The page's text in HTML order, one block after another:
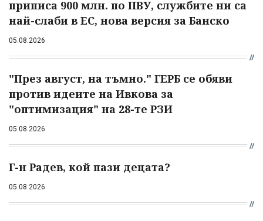
приписа 900 млн. по ПВУ, службите ни са
най-слаби в ЕС, нова версия за Банско
05.08.2026
"През август, на тъмно." ГЕРБ се обяви
против идеите на Ивкова за
"оптимизация" на 28-те РЗИ
05.08.2026
Г-н Радев, кой пази децата?
05.08.2026